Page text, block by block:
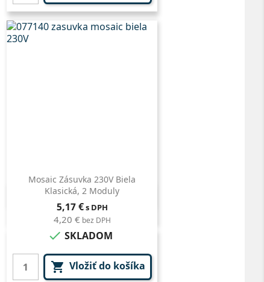
Mosaic Zásuvka 230V Biela
Klasická, 2 Moduly
Cena
5,17 €s DPH
4,20 € bez DPH
 SKLADOM
 Vložiť do košíka
Rýchly náhľad